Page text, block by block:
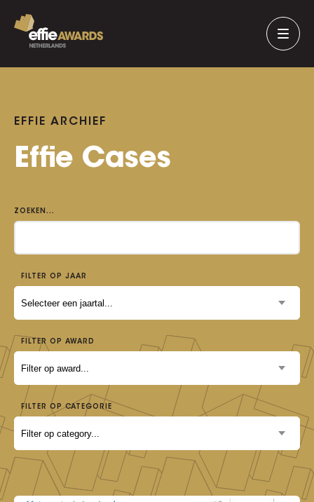
EFFIE ARCHIEF
Effie Cases
ZOEKEN...
FILTER OP JAAR
FILTER OP AWARD
FILTER OP CATEGORIE